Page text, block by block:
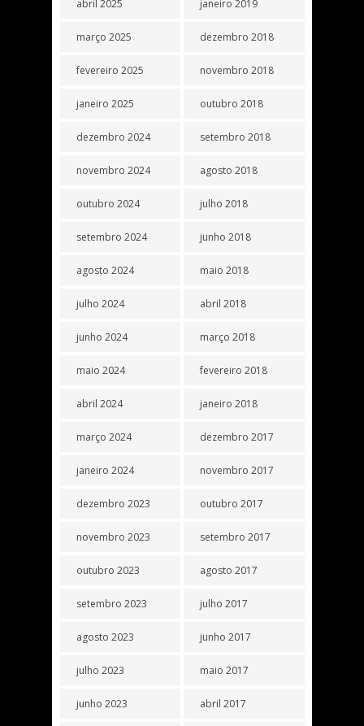
abril 2025
março 2025
fevereiro 2025
janeiro 2025
dezembro 2024
novembro 2024
outubro 2024
setembro 2024
agosto 2024
julho 2024
junho 2024
maio 2024
abril 2024
março 2024
janeiro 2024
dezembro 2023
novembro 2023
outubro 2023
setembro 2023
agosto 2023
julho 2023
junho 2023
janeiro 2019
dezembro 2018
novembro 2018
outubro 2018
setembro 2018
agosto 2018
julho 2018
junho 2018
maio 2018
abril 2018
março 2018
fevereiro 2018
janeiro 2018
dezembro 2017
novembro 2017
outubro 2017
setembro 2017
agosto 2017
julho 2017
junho 2017
maio 2017
abril 2017